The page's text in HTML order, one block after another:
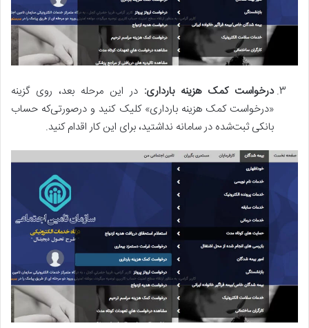
درخواست کمک هزینه بارداری: در این مرحله بعد، روی گزینه
«درخواست کمک هزینه بارداری» کلیک کنید و در‌صورتی‌که حساب
بانکی ثبت‌شده در سامانه نداشتید، برای این کار اقدام کنید.